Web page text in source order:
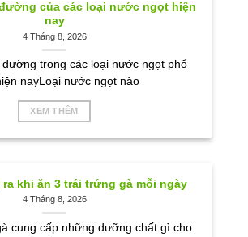
của các loại nước ngọt hiện
nay
4 Tháng 8, 2026
trong các loại nước ngọt phổ
nayLoại nước ngọt nào
XEM THÊM
khi ăn 3 trái trứng gà mỗi ngày
4 Tháng 8, 2026
cung cấp những dưỡng chất gì cho